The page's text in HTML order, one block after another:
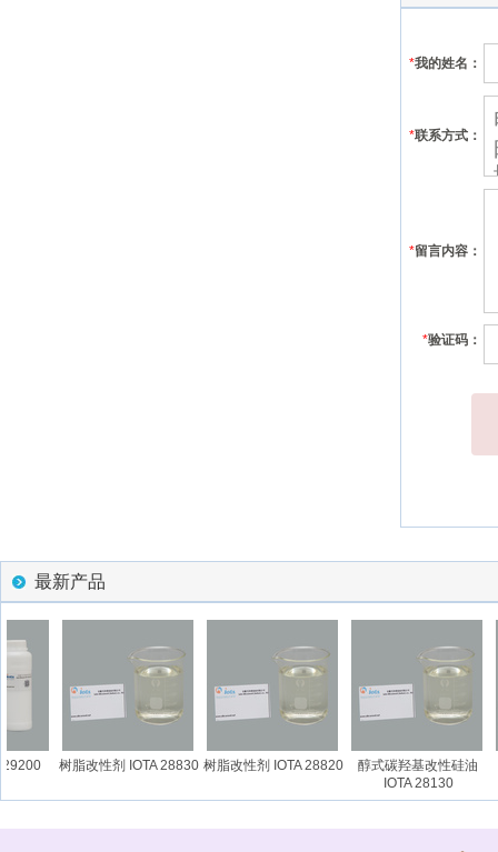
*我的姓名：
*联系方式：
*留言内容：
*验证码：
最新产品
树脂改性剂 IOTA 28830 树脂改性剂 IOTA 28820
醇式碳羟基改性硅油
IOTA 28130